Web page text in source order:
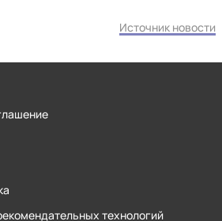
Источник новости
технологий